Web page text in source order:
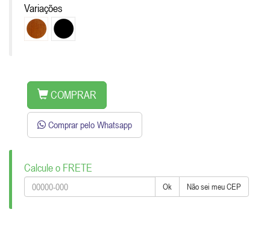
Variações
COMPRAR
Comprar pelo Whatsapp
Calcule o FRETE
Ok Não sei meu CEP